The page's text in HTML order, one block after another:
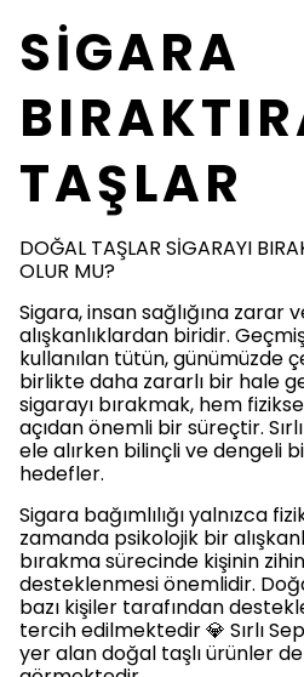
SİGARA
TAŞLAR
DOĞAL TAŞLAR SİGARAYI
OLUR MU?
Sigara, insan sağlığına zarar
alışkanlıklardan biridir.
kullanılan tütün, günümüzde
birlikte daha zararlı bir hale
sigarayı bırakmak, hem
açıdan önemli bir süreçtir.
ele alırken bilinçli ve dengeli
hedefler.
Sigara bağımlılığı yalnızca
zamanda psikolojik bir
bırakma sürecinde kişinin
desteklenmesi önemlidir.
bazı kişiler tarafından
tercih edilmektedir 💎 Sırlı
yer alan doğal taşlı ürünler